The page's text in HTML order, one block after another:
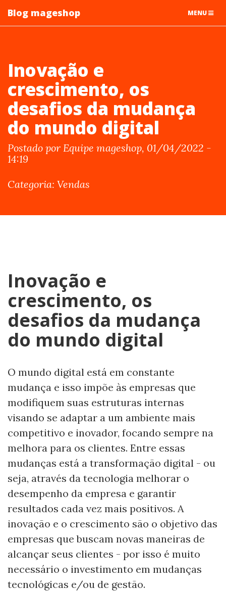
TOGGLE
MENU
Blog mageshop
Inovação e
crescimento, os
desafios da mudança
do mundo digital
Postado por Equipe mageshop, 01/04/2022 -
14:19
Categoria: Vendas
Inovação e
crescimento, os
desafios da mudança
do mundo digital
O mundo digital está em constante
mudança e isso impõe às empresas que
modifiquem suas estruturas internas
visando se adaptar a um ambiente mais
competitivo e inovador, focando sempre na
melhora para os clientes. Entre essas
mudanças está a transformação digital - ou
seja, através da tecnologia melhorar o
desempenho da empresa e garantir
resultados cada vez mais positivos. A
inovação e o crescimento são o objetivo das
empresas que buscam novas maneiras de
alcançar seus clientes - por isso é muito
necessário o investimento em mudanças
tecnológicas e/ou de gestão.